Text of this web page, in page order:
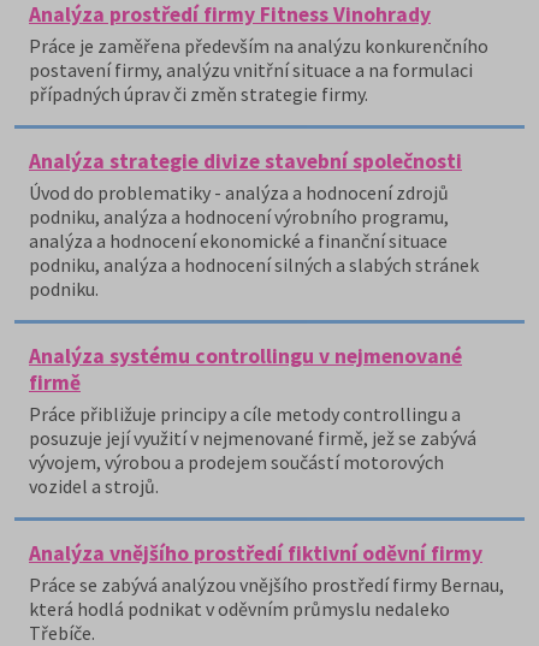
Analýza prostředí firmy Fitness Vinohrady
Práce je zaměřena především na analýzu konkurenčního
postavení firmy, analýzu vnitřní situace a na formulaci
případných úprav či změn strategie firmy.
Analýza strategie divize stavební společnosti
Úvod do problematiky - analýza a hodnocení zdrojů
podniku, analýza a hodnocení výrobního programu,
analýza a hodnocení ekonomické a finanční situace
podniku, analýza a hodnocení silných a slabých stránek
podniku.
Analýza systému controllingu v nejmenované
firmě
Práce přibližuje principy a cíle metody controllingu a
posuzuje její využití v nejmenované firmě, jež se zabývá
vývojem, výrobou a prodejem součástí motorových
vozidel a strojů.
Analýza vnějšího prostředí fiktivní oděvní firmy
Práce se zabývá analýzou vnějšího prostředí firmy Bernau,
která hodlá podnikat v oděvním průmyslu nedaleko
Třebíče.